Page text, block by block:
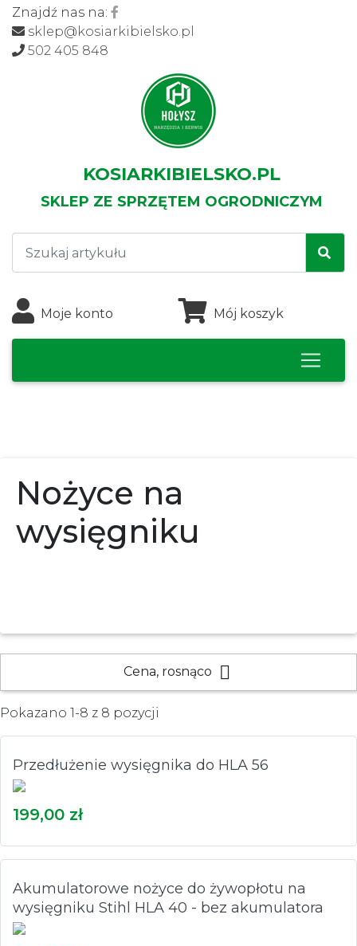
Znajdź nas na:
sklep@kosiarkibielsko.pl
502 405 848
KOSIARKIBIELSKO.PL
SKLEP ZE SPRZĘTEM OGRODNICZYM
Moje konto Mój koszyk
Nożyce na
wysięgniku
Cena, rosnąco 
Pokazano 1-8 z 8 pozycji
Przedłużenie wysięgnika do HLA 56
199,00 zł
Akumulatorowe nożyce do żywopłotu na
wysięgniku Stihl HLA 40 - bez akumulatora